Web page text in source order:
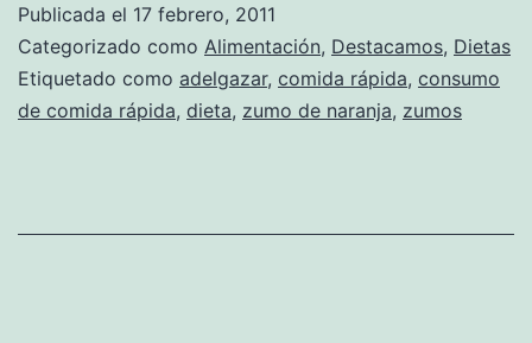
Publicada el 17 febrero, 2011
Categorizado como Alimentación, Destacamos, Dietas
Etiquetado como adelgazar, comida rápida, consumo
de comida rápida, dieta, zumo de naranja, zumos